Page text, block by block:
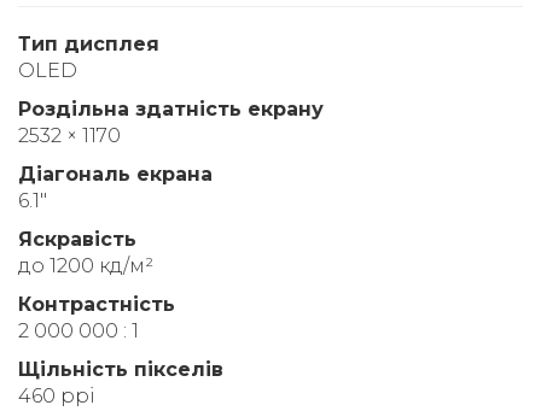
Тип дисплея
OLED
Роздільна здатність екрану
2532 × 1170
Діагональ екрана
6.1"
Яскравість
до 1200 кд/м²
Контрастність
2 000 000 : 1
Щільність пікселів
460 ppi